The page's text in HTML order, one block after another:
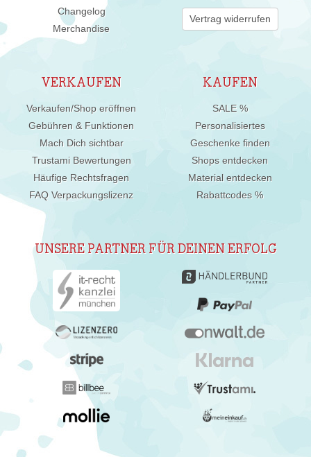
Changelog
Merchandise
Vertrag widerrufen
VERKAUFEN
Verkaufen/Shop eröffnen
Gebühren & Funktionen
Mach Dich sichtbar
Trustami Bewertungen
Häufige Rechtsfragen
FAQ Verpackungslizenz
KAUFEN
SALE %
Personalisiertes
Geschenke finden
Shops entdecken
Material entdecken
Rabattcodes %
UNSERE PARTNER FÜR DEINEN ERFOLG